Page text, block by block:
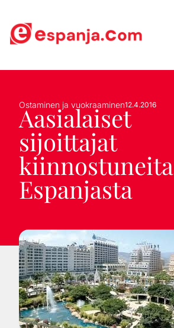
Ostaminen ja vuokraaminen12.4.2016
Aasialaiset
sijoittajat
kiinnostuneita
Espanjasta